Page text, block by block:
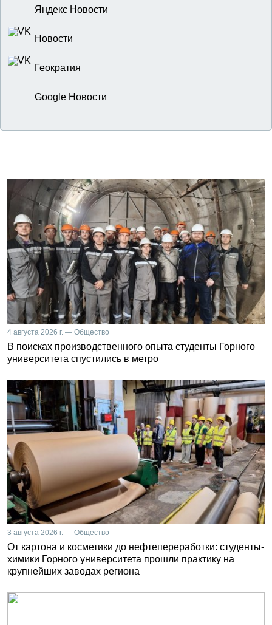
Яндекс Новости
Новости
Геократия
Google Новости
4 августа 2026 г. — Общество
В поисках производственного опыта студенты Горного
университета спустились в метро
3 августа 2026 г. — Общество
От картона и косметики до нефтепереработки: студенты-
химики Горного университета прошли практику на
крупнейших заводах региона